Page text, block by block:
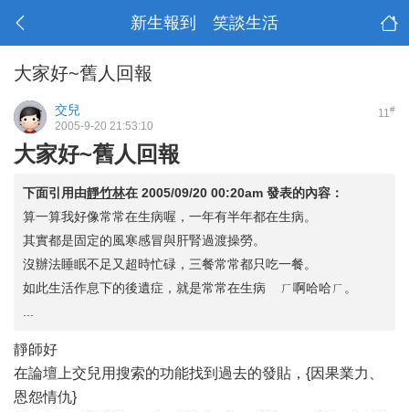
新生報到 笑談生活
大家好~舊人回報
11#
交兒
2005-9-20 21:53:10
大家好~舊人回報
下面引用由靜竹林在 2005/09/20 00:20am 發表的內容：
算一算我好像常常在生病喔，一年有半年都在生病。
其實都是固定的風寒感冒與肝腎過渡操勞。
沒辦法睡眠不足又超時忙碌，三餐常常都只吃一餐。
如此生活作息下的後遺症，就是常常在生病 ㄏ啊哈哈ㄏ。
靜師好
在論壇上交兒用搜索的功能找到過去的發貼，{因果業力、
恩怨情仇}